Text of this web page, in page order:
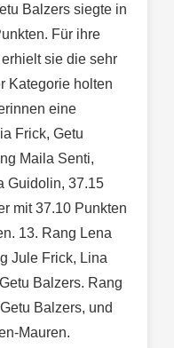
Balzers siegte in
Für ihre
sie die sehr
Kategorie holten
eine
Frick, Getu
Maila Senti,
Guidolin, 37.15
mit 37.10 Punkten
13. Rang Lena
Jule Frick, Lina
Balzers. Rang
Balzers, und
Mauren.